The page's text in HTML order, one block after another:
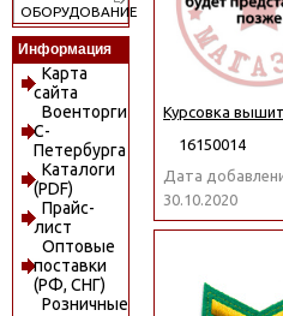
ОБОРУДОВАНИЕ
Информация
Карта
сайта
Военторги
С-
Петербурга
Каталоги
(PDF)
Прайс-
лист
Оптовые
поставки
(РФ, СНГ)
Розничные
Курсовка
16150014
Дата
30.10.2020